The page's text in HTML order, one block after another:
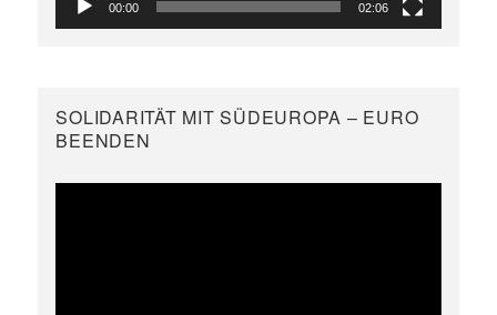
00:00 02:06
SOLIDARITÄT MIT SÜDEUROPA – EURO
BEENDEN